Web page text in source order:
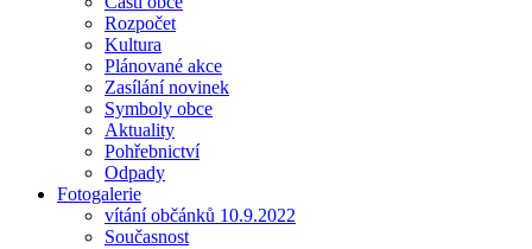
Rozpočet
Kultura
Plánované akce
Zasílání novinek
Symboly obce
Aktuality
Pohřebnictví
Odpady
Fotogalerie
vítání občánků 10.9.2022
Současnost